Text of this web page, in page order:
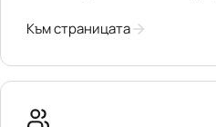
Към страницата